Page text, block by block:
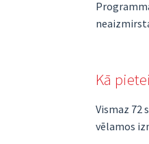
Kā
Vismaz 72
vēlamos